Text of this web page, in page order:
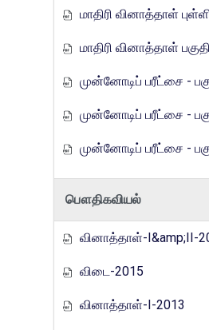
மாதிரி வினாத்தாள் புள்ளித்திட்டம்
மாதிரி வினாத்தாள் பகுதி 1
முன்னோடிப் பரீட்சை - பகுதி-2-
முன்னோடிப் பரீட்சை - பகுதி-1-
முன்னோடிப் பரீட்சை - பகுதி-2-
பௌதிகவியல்
வினாத்தாள்-I&amp;II-
விடை-2015
வினாத்தாள்-I-2013